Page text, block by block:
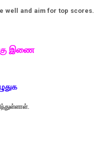
well and aim for top scores.
இணை